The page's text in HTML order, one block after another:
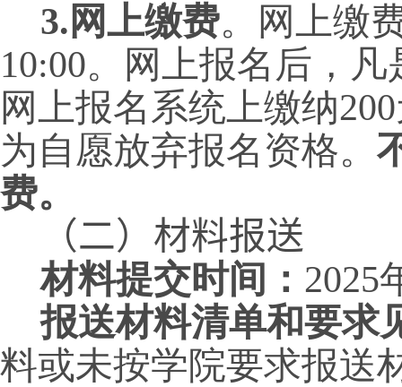
3.网上缴费。网上缴
10:00。网上报名后，
网上报名系统上缴纳
为自愿放弃报名资格。
费。
（二）材料报送
材料提交时间： 2025
报送材料清单和要求
料或未按学院要求报送